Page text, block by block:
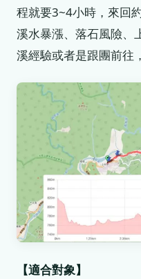
程就要3~4小時，來回
溪水暴漲、落石風險、
溪經驗或者是跟團前往
【適合對象】